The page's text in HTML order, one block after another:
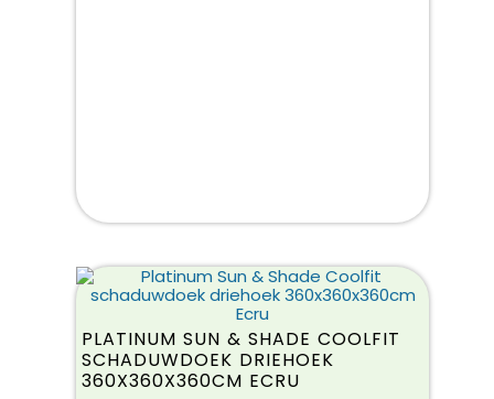
PLATINUM SUN & SHADE COOLFIT
SCHADUWDOEK DRIEHOEK
360X360X360CM ECRU